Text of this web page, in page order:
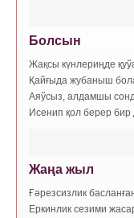
Болсын
Жақсы күнлериңде
Қайғыда жубаныш
Аяўсыз, алдамшы
Исенип қол берер
Жаңа жыл
Ғәрезсизлик
Еркинлик сезими